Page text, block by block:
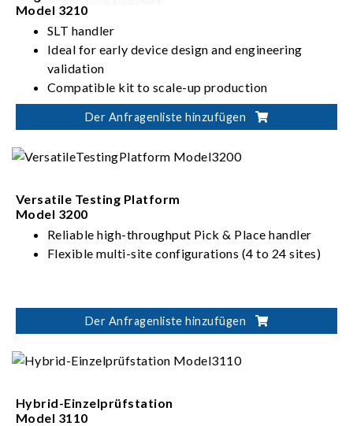
Model 3210
SLT handler
Ideal for early device design and engineering
validation
Compatible kit to scale-up production
ATC Tri-temp -40℃ to 150℃ IC test
Der Anfragenliste hinzufügen
Versatile Testing Platform
Model 3200
Reliable high-throughput Pick & Place handler
Flexible multi-site configurations (4 to 24 sites)
Der Anfragenliste hinzufügen
Hybrid-Einzelprüfstation
Model 3110